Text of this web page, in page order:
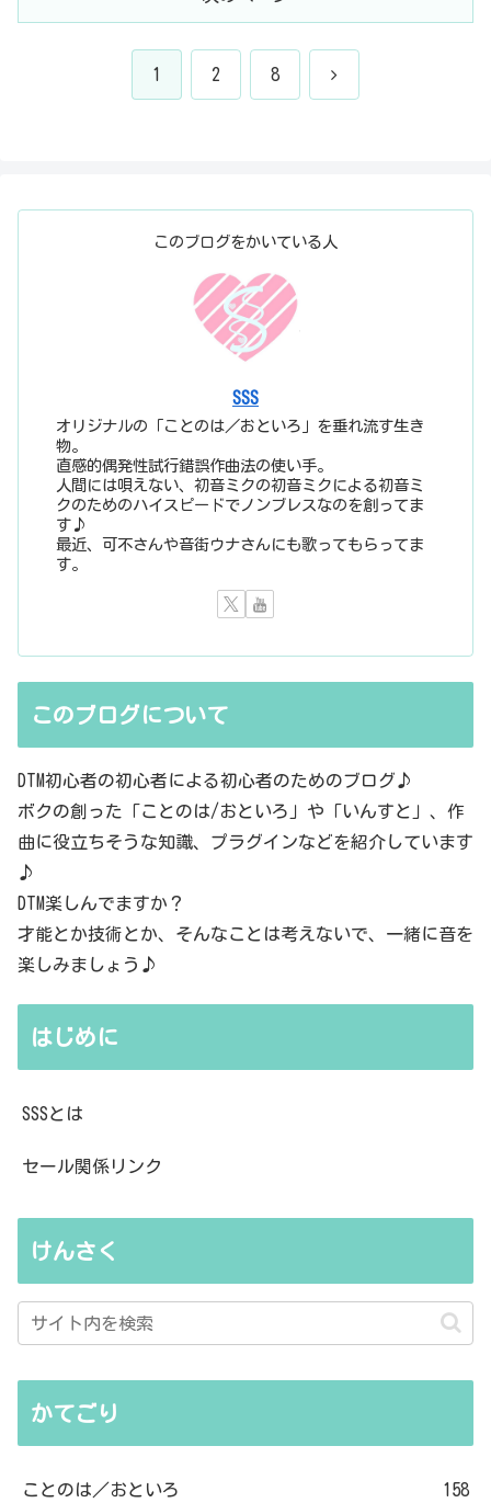
1 2 8 次
このブログをかいている人
SSS
オリジナルの「ことのは／おといろ」を垂れ流す生き
物。
直感的偶発性試行錯誤作曲法の使い手。
人間には唄えない、初音ミクの初音ミクによる初音ミ
クのためのハイスピードでノンブレスなのを創ってま
す♪
最近、可不さんや音街ウナさんにも歌ってもらってま
す。
このブログについて
DTM初心者の初心者による初心者のためのブログ♪
ボクの創った「ことのは/おといろ」や「いんすと」、作
曲に役立ちそうな知識、プラグインなどを紹介しています
♪
DTM楽しんでますか？
才能とか技術とか、そんなことは考えないで、一緒に音を
楽しみましょう♪
はじめに
SSSとは
セール関係リンク
けんさく
かてごり
ことのは／おといろ 158